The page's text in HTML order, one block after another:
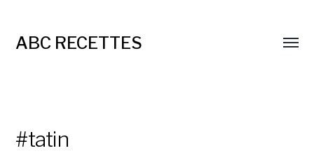
ABC RECETTES
#tatin